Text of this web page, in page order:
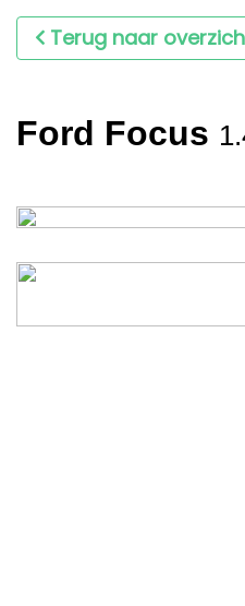
Terug naar
Ford Focus